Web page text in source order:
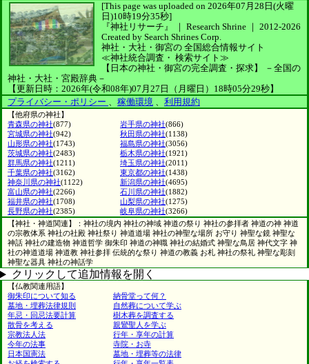
[This page was uploaded on 2026年07月28日(火曜
日)10時19分35秒]
『神社リサーチ』 ｜ Research Shrine ｜ 2012-2026
Created by Search Shrines Corp.
神社・大社・御宮の 全国総合情報サイト
≪神社統合調査・ 検索サイト≫
【日本の神社・御宮の完全調査・探求】
－全国の
神社・大社・宮殿辞典－
【更新日時：2026年(令和08年)07月27日（月曜日）18時05分29秒】
プライバシー・ポリシー 、 稼働環境 、 利用規約
【他府県の神社】
青森県の神社(877) 岩手県の神社(866)
宮城県の神社(942) 秋田県の神社(1138)
山形県の神社(1743) 福島県の神社(3056)
茨城県の神社(2483) 栃木県の神社(1921)
群馬県の神社(1211) 埼玉県の神社(2011)
千葉県の神社(3162) 東京都の神社(1438)
神奈川県の神社(1122) 新潟県の神社(4695)
富山県の神社(2266) 石川県の神社(1882)
福井県の神社(1708) 山梨県の神社(1275)
長野県の神社(2385) 岐阜県の神社(3266)
【神社・神道関連】：神社の境内 神社の神域 神道の祭り 神社の参拝者 神道の神 神道
の宗教体系 神社の社殿 神社祭り 神道道場 神社の神聖な場所 お守り 神聖な鏡 神聖な
神話 神社の建造物 神道哲学 御朱印 神道の神職 神社の結婚式 神聖な鳥居 神代文字 神
社の神道道場 神道教 神社参拝 伝統的な祭り 神道の教義 お札 神社の祭礼 神聖な彫刻
神聖な器具 神社の神話学
クリックして追加情報を開く
【仏教関連用語】
御朱印について知る
納骨堂って何？
墓地・埋葬法律規則
自然葬について学ぶ
年忌・回忌法要計算
樹木葬を調査する
散骨を考える
親鸞聖人を学ぶ
宗教法人法
行年・享年の計算
今年の法事
寺院・お寺
日本国憲法
墓地・埋葬等の法律